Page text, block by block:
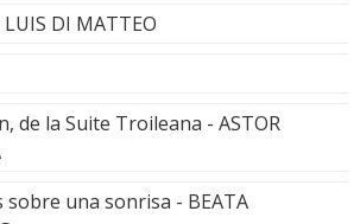
DI MATTEO
de la Suite Troileana - ASTOR
sobre una sonrisa - BEATA